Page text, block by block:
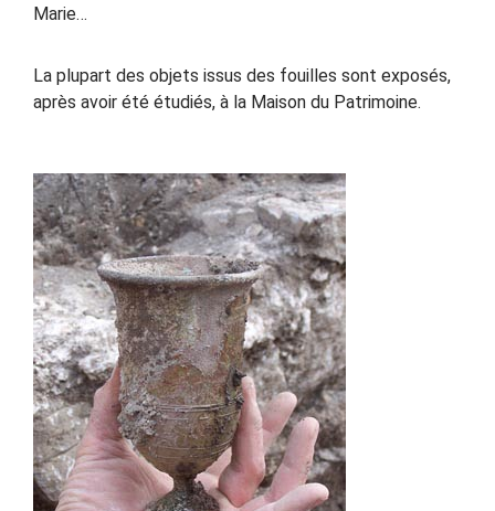
Marie…
La plupart des objets issus des fouilles sont exposés,
après avoir été étudiés, à la Maison du Patrimoine.